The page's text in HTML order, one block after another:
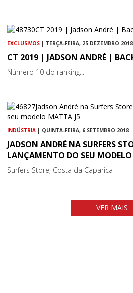
EXCLUSIVOS | TERÇA-FEIRA, 25 DEZEMBRO 2018
CT 2019 | JADSON ANDRÉ |
Número 10 do ranking...
INDÚSTRIA | QUINTA-FEIRA, 6 SETEMBRO 2018
JADSON ANDRÉ NA SURFERS
LANÇAMENTO DO SEU
Surfers Store, Costa da Caparica
VER MAIS